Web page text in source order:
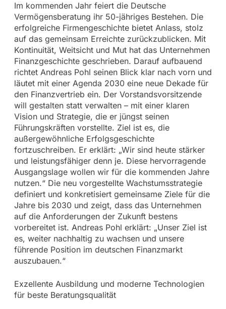
Im kommenden Jahr feiert die Deutsche
Vermögensberatung ihr 50-jähriges Bestehen. Die
erfolgreiche Firmengeschichte bietet Anlass, stolz
auf das gemeinsam Erreichte zurückzublicken. Mit
Kontinuität, Weitsicht und Mut hat das Unternehmen
Finanzgeschichte geschrieben. Darauf aufbauend
richtet Andreas Pohl seinen Blick klar nach vorn und
läutet mit einer Agenda 2030 eine neue Dekade für
den Finanzvertrieb ein. Der Vorstandsvorsitzende
will gestalten statt verwalten – mit einer klaren
Vision und Strategie, die er jüngst seinen
Führungskräften vorstellte. Ziel ist es, die
außergewöhnliche Erfolgsgeschichte
fortzuschreiben. Er erklärt: „Wir sind heute stärker
und leistungsfähiger denn je. Diese hervorragende
Ausgangslage wollen wir für die kommenden Jahre
nutzen.“ Die neu vorgestellte Wachstumsstrategie
definiert und konkretisiert gemeinsame Ziele für die
Jahre bis 2030 und zeigt, dass das Unternehmen
auf die Anforderungen der Zukunft bestens
vorbereitet ist. Andreas Pohl erklärt: „Unser Ziel ist
es, weiter nachhaltig zu wachsen und unsere
führende Position im deutschen Finanzmarkt
auszubauen.“
Exzellente Ausbildung und moderne Technologien
für beste Beratungsqualität